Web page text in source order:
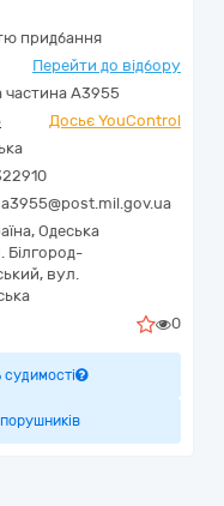
придбання
Перейти до відбору
частина A3955
Досьє YouControl
, Одеська
Білгород-
вул.
0
судимості